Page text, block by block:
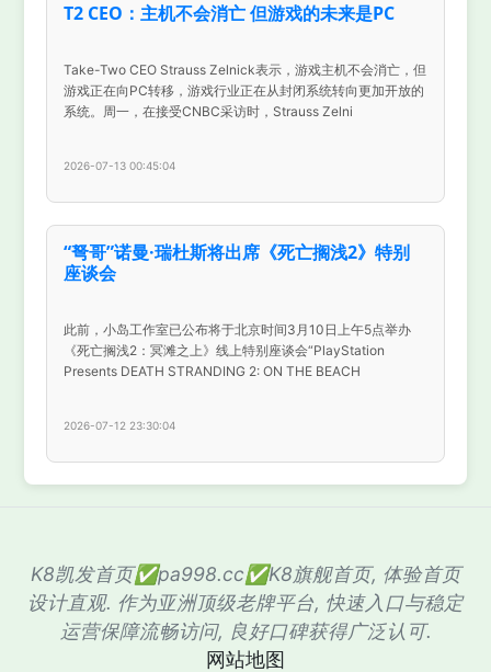
T2 CEO：主机不会消亡 但游戏的未来是PC
Take-Two CEO Strauss Zelnick表示，游戏主机不会消亡，但
游戏正在向PC转移，游戏行业正在从封闭系统转向更加开放的
系统。周一，在接受CNBC采访时，Strauss Zelni
2026-07-13 00:45:04
“弩哥”诺曼·瑞杜斯将出席《死亡搁浅2》特别
座谈会
此前，小岛工作室已公布将于北京时间3月10日上午5点举办
《死亡搁浅2：冥滩之上》线上特别座谈会“PlayStation
Presents DEATH STRANDING 2: ON THE BEACH
2026-07-12 23:30:04
K8凯发首页✅pa998.cc✅K8旗舰首页, 体验首页
设计直观. 作为亚洲顶级老牌平台, 快速入口与稳定
运营保障流畅访问, 良好口碑获得广泛认可.
网站地图